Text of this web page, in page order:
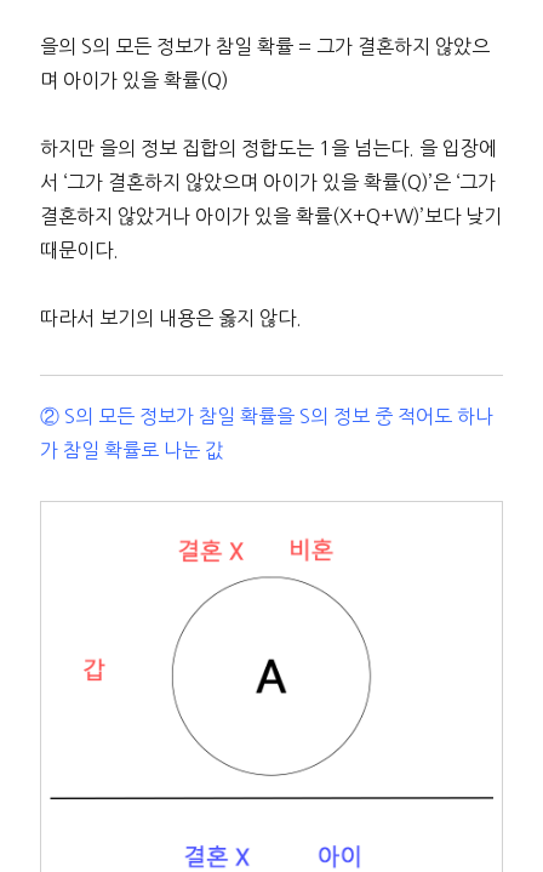
을의 S의 모든 정보가 참일 확률 = 그가 결혼하지 않았으
며 아이가 있을 확률(Q)
하지만 을의 정보 집합의 정합도는 1을 넘는다. 을 입장에
서 ‘그가 결혼하지 않았으며 아이가 있을 확률(Q)’은 ‘그가
결혼하지 않았거나 아이가 있을 확률(X+Q+W)’보다 낮기
때문이다.
따라서 보기의 내용은 옳지 않다.
② S의 모든 정보가 참일 확률을 S의 정보 중 적어도 하나
가 참일 확률로 나눈 값